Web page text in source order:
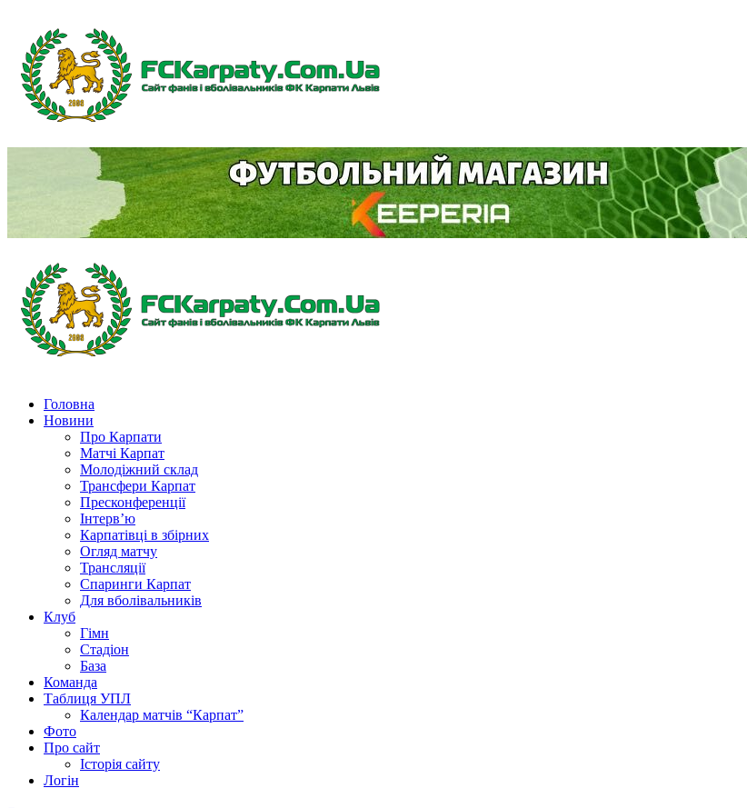
вмісту
Головна
Новини
Про Карпати
Матчі Карпат
Молодіжний склад
Трансфери Карпат
Пресконференції
Інтерв’ю
Карпатівці в збірних
Огляд матчу
Трансляції
Спаринги Карпат
Для вболівальників
Клуб
Гімн
Стадіон
База
Команда
Таблиця УПЛ
Календар матчів “Карпат”
Фото
Про сайт
Історія сайту
Логін